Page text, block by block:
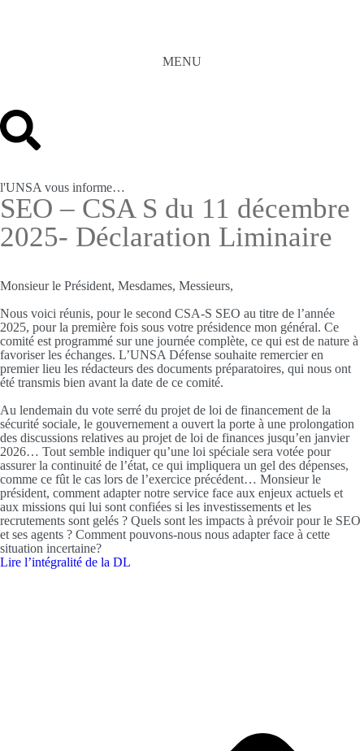
MENU
l'UNSA vous informe…
SEO – CSA S du 11 décembre
2025- Déclaration Liminaire
Monsieur le Président, Mesdames, Messieurs,
Nous voici réunis, pour le second CSA-S SEO au titre de l’année
2025, pour la première fois sous votre présidence mon général. Ce
comité est programmé sur une journée complète, ce qui est de nature à
favoriser les échanges. L’UNSA Défense souhaite remercier en
premier lieu les rédacteurs des documents préparatoires, qui nous ont
été transmis bien avant la date de ce comité.
Au lendemain du vote serré du projet de loi de financement de la
sécurité sociale, le gouvernement a ouvert la porte à une prolongation
des discussions relatives au projet de loi de finances jusqu’en janvier
2026… Tout semble indiquer qu’une loi spéciale sera votée pour
assurer la continuité de l’état, ce qui impliquera un gel des dépenses,
comme ce fût le cas lors de l’exercice précédent… Monsieur le
président, comment adapter notre service face aux enjeux actuels et
aux missions qui lui sont confiées si les investissements et les
recrutements sont gelés ? Quels sont les impacts à prévoir pour le SEO
et ses agents ? Comment pouvons-nous nous adapter face à cette
situation incertaine?
Lire l’intégralité de la DL